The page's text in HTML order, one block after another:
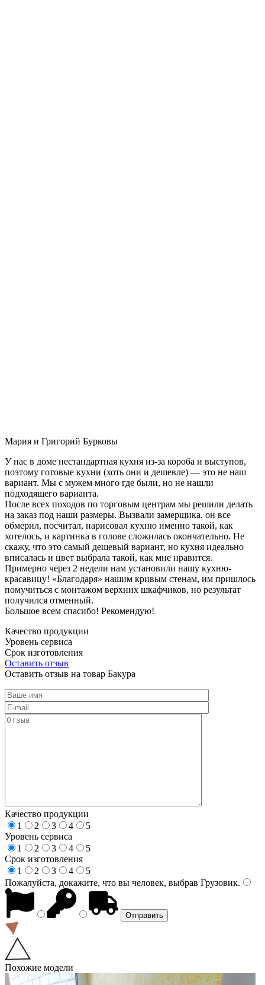
Мария и Григорий Бурковы
У нас в доме нестандартная кухня из-за короба и выступов,
поэтому готовые кухни (хоть они и дешевле) — это не наш
вариант. Мы с мужем много где были, но не нашли
подходящего варианта.
После всех походов по торговым центрам мы решили делать
на заказ под наши размеры. Вызвали замерщика, он все
обмерил, посчитал, нарисовал кухню именно такой, как
хотелось, и картинка в голове сложилась окончательно. Не
скажу, что это самый дешевый вариант, но кухня идеально
вписалась и цвет выбрала такой, как мне нравится.
Примерно через 2 недели нам установили нашу кухню-
красавицу! «Благодаря» нашим кривым стенам, им пришлось
помучиться с монтажом верхних шкафчиков, но результат
получился отменный.
Большое всем спасибо! Рекомендую!
Качество продукции
Уровень сервиса
Срок изготовления
Оставить отзыв
Оставить отзыв на товар Бакура
Качество продукции
1
2 3 4
5
Уровень сервиса
1
2 3 4
5
Срок изготовления
1
2 3 4
5
Пожалуйста, докажите, что вы человек, выбрав Грузовик.
Похожие модели